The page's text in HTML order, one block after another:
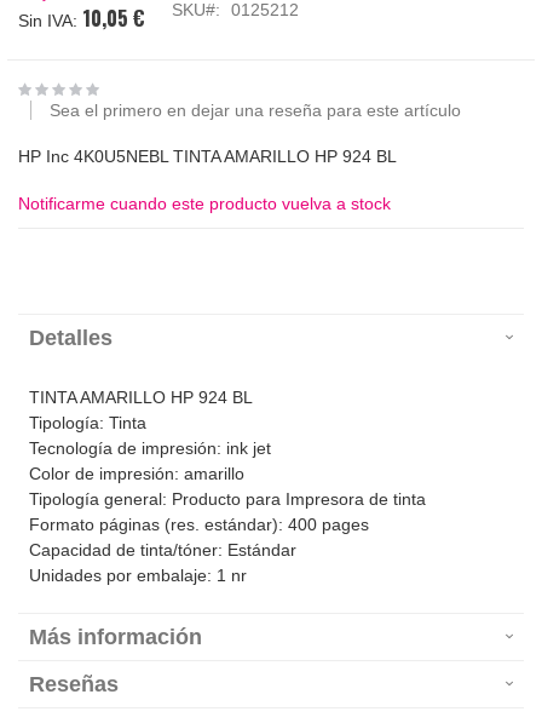
galería
10,05 €
SKU
0125212
Sea el primero en dejar una reseña para este artículo
HP Inc 4K0U5NEBL TINTA AMARILLO HP 924 BL
Notificarme cuando este producto vuelva a stock
Detalles
TINTA AMARILLO HP 924 BL
Tipología: Tinta
Tecnología de impresión: ink jet
Color de impresión: amarillo
Tipología general: Producto para Impresora de tinta
Formato páginas (res. estándar): 400 pages
Capacidad de tinta/tóner: Estándar
Unidades por embalaje: 1 nr
Más información
Reseñas